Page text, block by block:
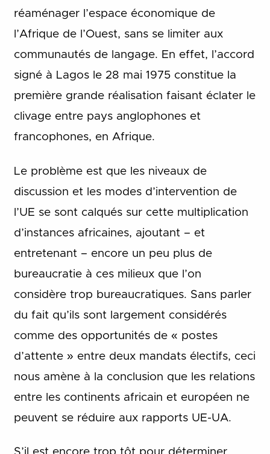
réaménager l’espace économique de
l’Afrique de l’Ouest, sans se limiter aux
communautés de langage. En effet, l’accord
signé à Lagos le 28 mai 1975 constitue la
première grande réalisation faisant éclater le
clivage entre pays anglophones et
francophones, en Afrique.
Le problème est que les niveaux de
discussion et les modes d’intervention de
l’UE se sont calqués sur cette multiplication
d’instances africaines, ajoutant – et
entretenant – encore un peu plus de
bureaucratie à ces milieux que l’on
considère trop bureaucratiques. Sans parler
du fait qu’ils sont largement considérés
comme des opportunités de « postes
d’attente » entre deux mandats électifs, ceci
nous amène à la conclusion que les relations
entre les continents africain et européen ne
peuvent se réduire aux rapports UE-UA.